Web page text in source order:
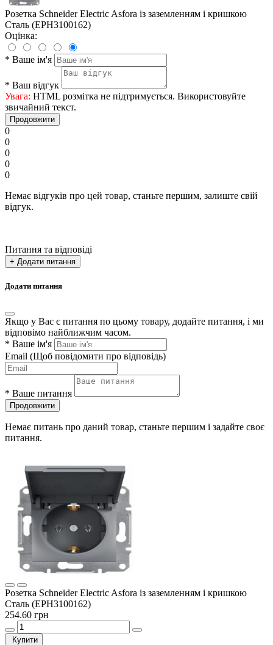
Розетка Schneider Electric Asfora із заземленням і кришкою
Сталь (EPH3100162)
Оцінка:
* Ваше ім'я
* Ваш відгук
Увага: HTML розмітка не підтримується. Використовуйте
звичайний текст.
Продовжити
0
0
0
0
0
Немає відгуків про цей товар, станьте першим, залиште свій
відгук.
Питання та відповіді
+ Додати питання
Додати питання
Якщо у Вас є питання по цьому товару, додайте питання, і ми
відповімо найближчим часом.
* Ваше ім'я
Email (Щоб повідомити про відповідь)
* Ваше питання
Продовжити
Немає питань про даний товар, станьте першим і задайте своє
питання.
Розетка Schneider Electric Asfora із заземленням і кришкою
Сталь (EPH3100162)
254.60 грн
Купити